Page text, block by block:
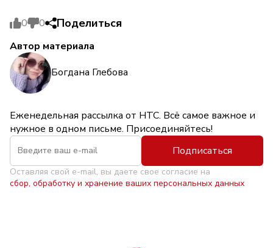
0 0 Поделиться
Автор материала
Богдана Глебова
Еженедельная рассылка от НТС. Всё самое важное и
нужное в одном письме. Присоединяйтесь!
Подписаться
Оставляя свой e-mail, вы даете свое согласие на
сбор, обработку и хранение ваших персональных данных